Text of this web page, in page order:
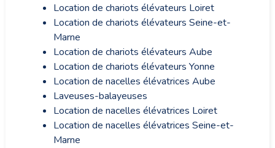
Location de chariots élévateurs Loiret
Location de chariots élévateurs Seine-et-
Marne
Location de chariots élévateurs Aube
Location de chariots élévateurs Yonne
Location de nacelles élévatrices Aube
Laveuses-balayeuses
Location de nacelles élévatrices Loiret
Location de nacelles élévatrices Seine-et-
Marne